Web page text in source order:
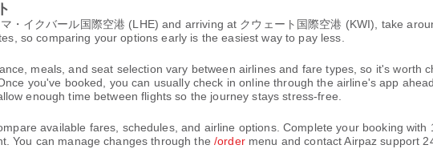
・イクバール国際空港 (LHE) and arriving at クウェート国際空港 (KWI), take
so comparing your options early is the easiest way to pay less.
meals, and seat selection vary between airlines and fare types, so it's worth
you've booked, you can usually check in online through the airline's app
enough time between flights so the journey stays stress-free.
available fares, schedules, and airline options. Complete your booking with
You can manage changes through the/ordermenu and contact Airpaz support